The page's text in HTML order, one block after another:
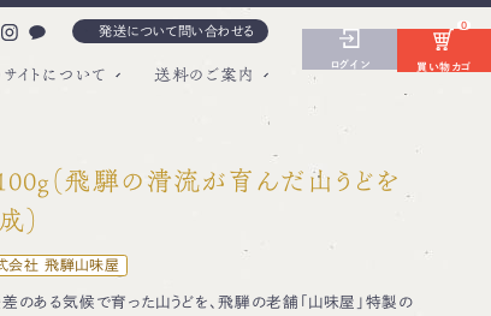
発送について問い合わせる
イトについて 送料のご案内
ログイン 買い物カゴ
0
（飛騨の清流が育んだ山うどを
）
会社 飛騨山味屋
のある気候で育った山うどを、飛騨の老舗「山味屋」特製の